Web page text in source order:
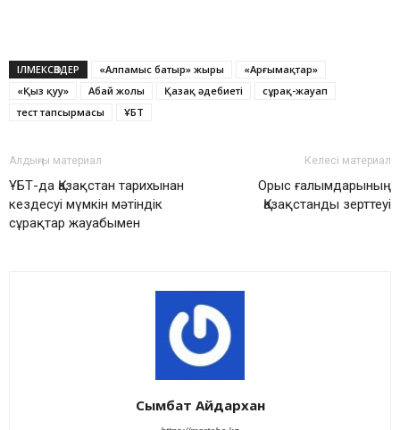
ІЛМЕКСӨЗДЕР «Алпамыс батыр» жыры
«Арғымақтар»
«Қыз қуу»
Абай жолы Қазақ әдебиеті
сұрақ-жауап
тест тапсырмасы
ҰБТ
Алдыңғы материал
ҰБТ-да Қазақстан тарихынан
кездесуі мүмкін мәтіндік
сұрақтар жауабымен
Келесі материал
Орыс ғалымдарының
Қазақстанды зерттеуі
Сымбат Айдархан